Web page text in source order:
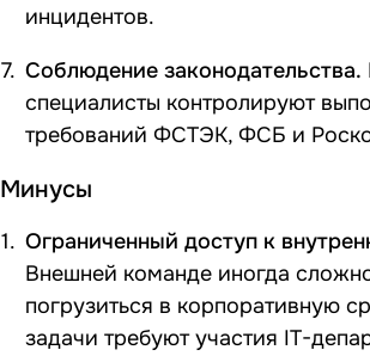
инцидентов.
Соблюдение законодательства.
специалисты контролируют
требований ФСТЭК, ФСБ и
Минусы
Ограниченный доступ к
Внешней команде иногда
погрузиться в корпоративную
задачи требуют участия IT-